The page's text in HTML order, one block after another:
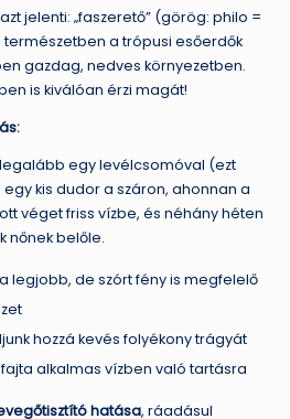
jelenti: „faszerető” (görög: philo =
természetben a trópusi esőerdők
gazdag, nedves környezetben.
is kiválóan érzi magát!
egy levélcsomóval (ezt
kis dudor a száron, ahonnan a
véget friss vízbe, és néhány héten
nőnek belőle.
legjobb, de szórt fény is megfelelő
hozzá kevés folyékony trágyát
alkalmas vízben való tartásra
hatása, ráadásul